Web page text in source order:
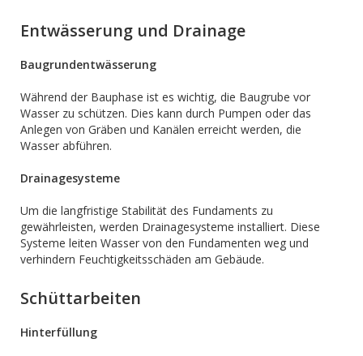
Entwässerung und Drainage
Baugrundentwässerung
Während der Bauphase ist es wichtig, die Baugrube vor
Wasser zu schützen. Dies kann durch Pumpen oder das
Anlegen von Gräben und Kanälen erreicht werden, die
Wasser abführen.
Drainagesysteme
Um die langfristige Stabilität des Fundaments zu
gewährleisten, werden Drainagesysteme installiert. Diese
Systeme leiten Wasser von den Fundamenten weg und
verhindern Feuchtigkeitsschäden am Gebäude.
Schüttarbeiten
Hinterfüllung